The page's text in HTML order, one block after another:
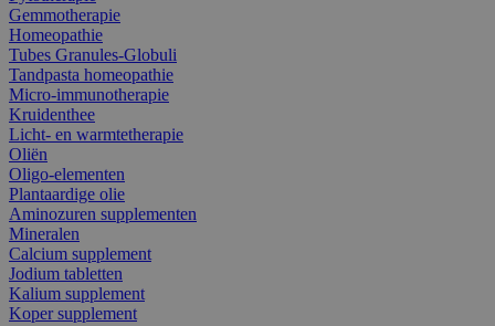
Gemmotherapie
Homeopathie
Tubes Granules-Globuli
Tandpasta homeopathie
Micro-immunotherapie
Kruidenthee
Licht- en warmtetherapie
Oliën
Oligo-elementen
Plantaardige olie
Aminozuren supplementen
Mineralen
Calcium supplement
Jodium tabletten
Kalium supplement
Koper supplement